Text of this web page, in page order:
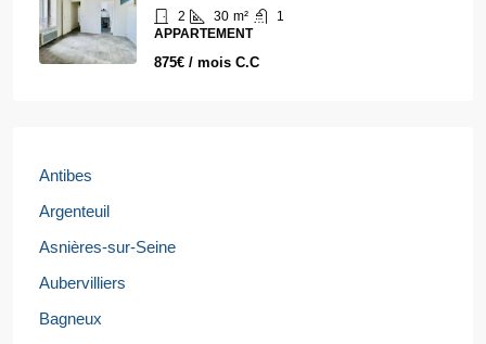
2 30 m²
1
APPARTEMENT
875€ / mois C.C
Antibes
Argenteuil
Asnières-sur-Seine
Aubervilliers
Bagneux